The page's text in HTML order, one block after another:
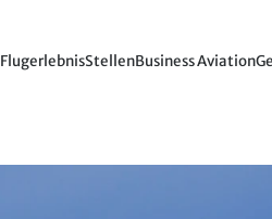
FlugerlebnisStellenBusiness Aviation